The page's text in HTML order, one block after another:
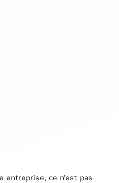
entreprise, ce n’est pas